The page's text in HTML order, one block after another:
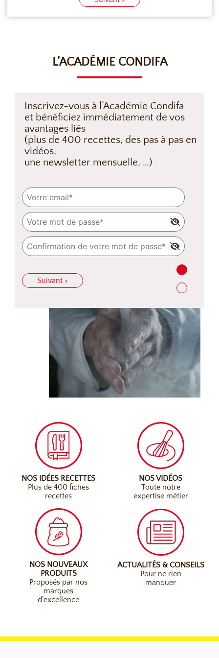
L’ACADÉMIE CONDIFA
Inscrivez-vous à l’Académie Condifa
et bénéficiez immédiatement de vos
avantages liés
(plus de 400 recettes, des pas à pas en
vidéos,
une newsletter mensuelle, …)
Suivant >
NOS IDÉES RECETTES
Plus de 400 fiches
recettes
NOS VIDÉOS
Toute notre
expertise métier
NOS NOUVEAUX
PRODUITS
Proposés par nos
marques
d’excellence
ACTUALITÉS & CONSEILS
Pour ne rien
manquer